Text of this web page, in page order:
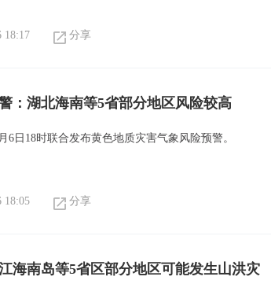
18:17 分享
：湖北海南等5省部分地区风险较高
6日18时联合发布黄色地质灾害气象风险预警。
18:05 分享
海南岛等5省区部分地区可能发生山洪灾